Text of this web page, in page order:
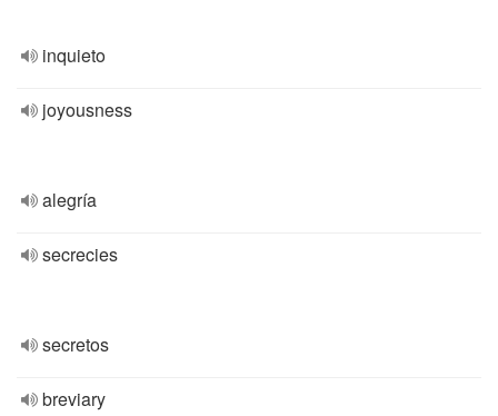
inquieto
joyousness
alegría
secrecies
secretos
breviary